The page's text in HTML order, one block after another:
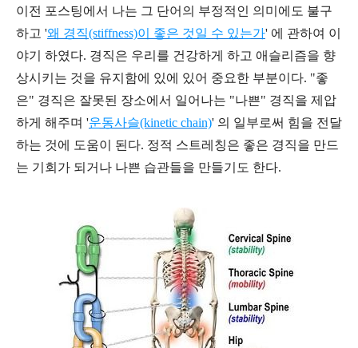
이전 포스팅에서 나는 그 단어의 부정적인 의미에도 불구
하고 '왜 경직(stiffness)이 좋은 것일 수 있는가' 에 관하여 이
야기 하였다. 경직은 우리를 건강하게 하고 애슬리즘을 향
상시키는 것을 유지함에 있에 있어 중요한 부분이다. "좋
은" 경직은 잘못된 장소에서 일어나는 "나쁜" 경직을 제압
하게 해주며 '운동사슬(kinetic chain)' 의 일부로써 힘을 전달
하는 것에 도움이 된다. 정적 스트레칭은 좋은 경직을 만드
는 기회가 되거나 나쁜 습관들을 만들기도 한다.